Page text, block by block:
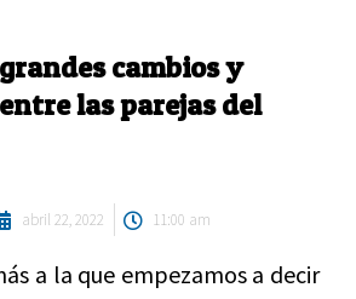
cambios y
las parejas del
abril 22, 2022 11:00 am
a la que empezamos a decir